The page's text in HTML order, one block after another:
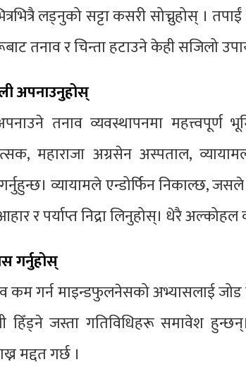
लड्नुको सट्टा कसरी सोच्नुहोस् ।
तनाव र चिन्ता हटाउने केही सजिलो
अपनाउनुहोस्
तनाव व्यवस्थापनमा महत्त्वपूर्ण
महाराजा अग्रसेन अस्पताल,
व्यायामले एन्डोर्फिन निकाल्छ,
र पर्याप्त निद्रा लिनुहोस्। धेरै अल्कोहल
गर्नुहोस्
कम गर्न माइन्डफुलनेसको अभ्यासलाई जोड
हिँड्ने जस्ता गतिविधिहरू समावेश
मद्दत गर्छ ।